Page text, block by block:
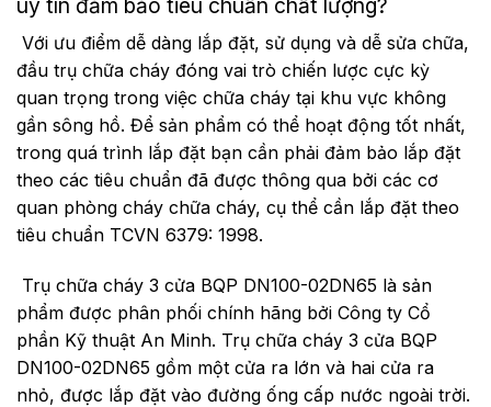
uy tín đảm bảo tiêu chuẩn chất lượng?
Với ưu điểm dễ dàng lắp đặt, sử dụng và dễ sửa chữa,
đầu trụ chữa cháy đóng vai trò chiến lược cực kỳ
quan trọng trong việc chữa cháy tại khu vực không
gần sông hồ. Để sản phẩm có thể hoạt động tốt nhất,
trong quá trình lắp đặt bạn cần phải đảm bảo lắp đặt
theo các tiêu chuẩn đã được thông qua bởi các cơ
quan phòng cháy chữa cháy, cụ thể cần lắp đặt theo
tiêu chuẩn TCVN 6379: 1998.
Trụ chữa cháy 3 cửa BQP DN100-02DN65 là sản
phẩm được phân phối chính hãng bởi Công ty Cổ
phần Kỹ thuật An Minh. Trụ chữa cháy 3 cửa BQP
DN100-02DN65 gồm một cửa ra lớn và hai cửa ra
nhỏ, được lắp đặt vào đường ống cấp nước ngoài trời.